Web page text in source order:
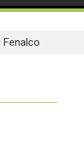
Fenalco